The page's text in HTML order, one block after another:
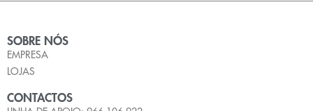
SOBRE NÓS
EMPRESA
LOJAS
CONTACTOS